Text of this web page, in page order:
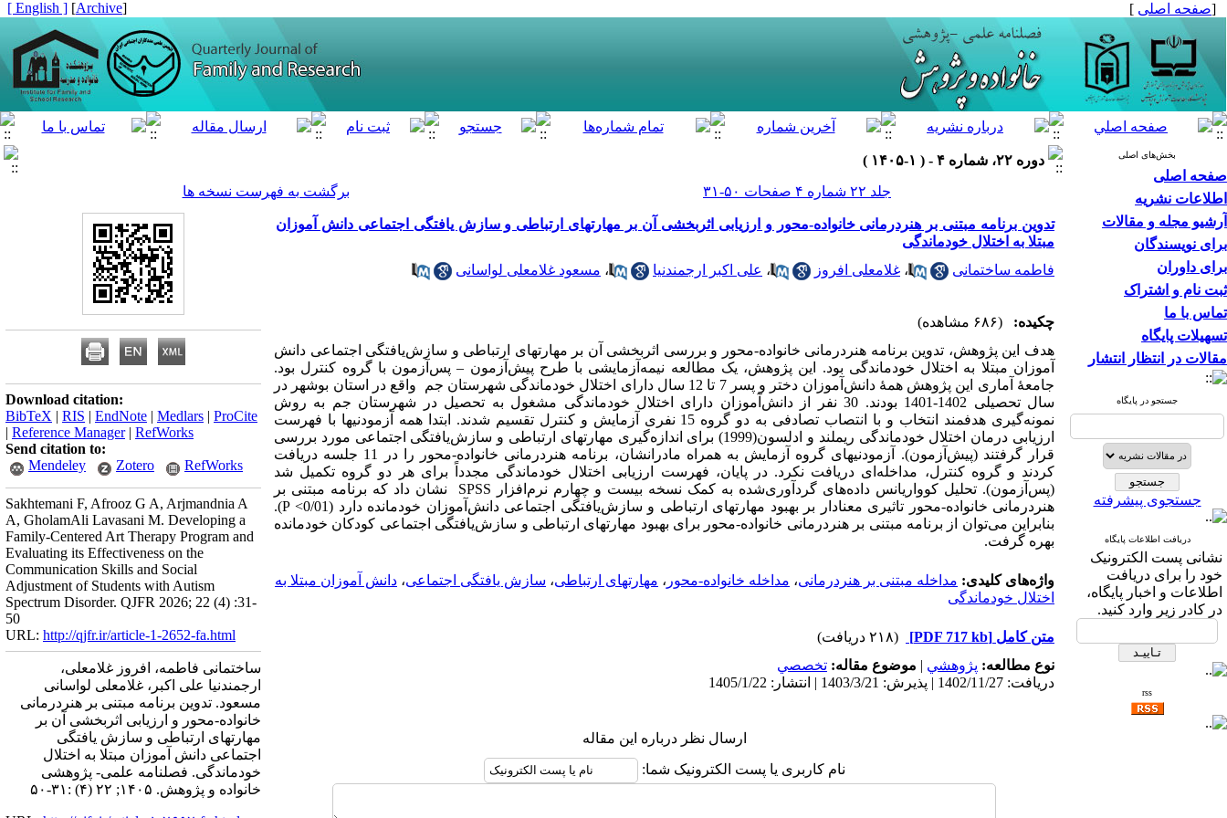
[صفحه اصلی ]
[
Archive
]
[ English ]
بخش‌های اصلی
صفحه اصلی
اطلاعات نشریه
آرشیو مجله و مقالات
برای نویسندگان
برای داوران
ثبت نام و اشتراک
تماس با ما
تسهیلات پایگاه
مقالات در انتظار انتشار
جستجو در پایگاه
جستجوی پیشرفته
دریافت اطلاعات پایگاه
نشانی پست الکترونیک
خود را برای دریافت
اطلاعات و اخبار پایگاه،
در کادر زیر وارد کنید.
rss
دوره ۲۲، شماره ۴ - ( ۱-۱۴۰۵ )
جلد ۲۲ شماره ۴ صفحات ۵۰-۳۱
برگشت به فهرست نسخه ها
تدوین برنامه مبتنی بر هنردرمانی خانواده-محور و ارزیابی اثربخشی آن بر مهارتهای ارتباطی و سازش یافتگی اجتماعی دانش آموزان
مبتلا به اختلال خودماندگی
فاطمه ساختمانی
، غلامعلی افروز ، علی اکبر ارجمندنیا ، مسعود غلامعلی لواسانی
چکیده:
(۶۸۶ مشاهده)
هدف این پژوهش، تدوین برنامه هنردرمانی خانواده-محور و بررسی اثربخشی آن بر مهارتهای ارتباطی و سازش‌یافتگی اجتماعی دانش
آموزان مبتلا به اختلال خودماندگی بود. این پژوهش، یک مطالعه نیمه‌آزمایشی با طرح پیش‌آزمون – پس‌آزمون با گروه کنترل بود.
جامعۀ آماری این پژوهش همۀ دانش‌آموزان دختر و پسر 7 تا 12 سال دارای اختلال خودماندگی شهرستان جم واقع در استان بوشهر در
سال تحصیلی 1402-1401 بودند. 30 نفر از دانش‌آموزان دارای اختلال خودماندگی مشغول به تحصیل در شهرستان جم به روش
نمونه‌گیری هدفمند انتخاب و با انتصاب تصادفی به دو گروه 15 نفری آزمایش و کنترل تقسیم شدند. ابتدا همه آزمودنیها با فهرست
ارزیابی درمان اختلال خودماندگی ریملند و ادلسون(1999) برای اندازه‌گیری مهارتهای ارتباطی و ‌سازش‌یافتگی اجتماعی مورد بررسی
قرار گرفتند (پیش‌آزمون). آزمودنیهای گروه آزمایش به همراه مادرانشان، برنامه هنردرمانی خانواده-محور را در 11 جلسه دریافت
کردند و گروه کنترل، مداخله‌ای دریافت نکرد. در پایان، فهرست ارزیابی اختلال خودماندگی مجدداً برای هر دو گروه تکمیل شد
(‌پس‌آزمون). تحلیل کوواریانس داده‌های گردآوری‌شده به کمک نسخه بیست و چهارم نرم‌افزار SPSS نشان داد که برنامه مبتنی بر
هنردرمانی خانواده-محور تاثیری معنادار بر بهبود مهارتهای ارتباطی و سازش‌یافتگی اجتماعی دانش‌آموزان خودمانده دارد (0/01> P).
بنابراین می‌توان از برنامه مبتنی بر هنردرمانی خانواده-محور برای بهبود مهارتهای ارتباطی و سازش‌یافتگی اجتماعی کودکان خودمانده
بهره گرفت.
واژه‌های کلیدی: مداخله مبتنی بر هنردرمانی، مداخله خانواده-محور ، مهارتهای ارتباطی، سازش یافتگی اجتماعی، دانش آموزان مبتلا به
اختلال خودماندگی
متن کامل [PDF 717 kb]
(۲۱۸ دریافت)
نوع مطالعه: پژوهشي | موضوع مقاله: تخصصي
دریافت: 1402/11/27 | پذیرش: 1403/3/21 | انتشار: 1405/1/22
ارسال نظر درباره این مقاله
نام کاربری یا پست الکترونیک شما:
Download citation:
BibTeX | RIS | EndNote | Medlars | ProCite
| Reference Manager| RefWorks
Send citation to:
Mendeley
Zotero RefWorks
Sakhtemani F, Afrooz G A, Arjmandnia A
A, GholamAli Lavasani M. Developing a
Family-Centered Art Therapy Program and
Evaluating its Effectiveness on the
Communication Skills and Social
Adjustment of Students with Autism
Spectrum Disorder. QJFR 2026; 22 (4) :31-
50
URL: http://qjfr.ir/article-1-2652-fa.html
ساختمانی فاطمه، افروز غلامعلی،
ارجمندنیا علی اکبر، غلامعلی لواسانی
مسعود. تدوین برنامه مبتنی بر هنردرمانی
خانواده-محور و ارزیابی اثربخشی آن بر
مهارتهای ارتباطی و سازش یافتگی
اجتماعی دانش آموزان مبتلا به اختلال
خودماندگی. فصلنامه علمی- پژوهشی
خانواده و پژوهش. ۱۴۰۵; ۲۲ (۴) :۳۱-۵۰